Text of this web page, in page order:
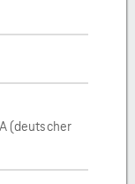
(deutscher